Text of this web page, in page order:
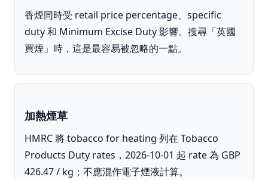
香煙同時受 retail price percentage、specific
duty 和 Minimum Excise Duty 影響。搜尋「英國
買煙」時，這是最容易被忽略的一點。
加熱煙草
HMRC 將 tobacco for heating 列在 Tobacco
Products Duty rates，2026-10-01 起 rate 為 GBP
426.47 / kg；不應混作電子煙液計算。